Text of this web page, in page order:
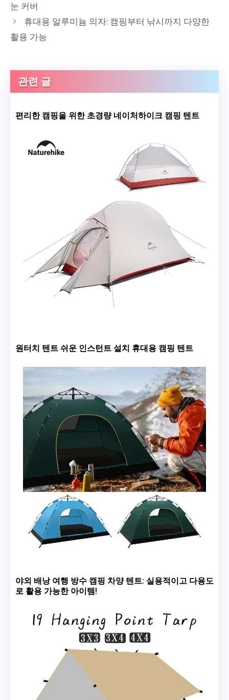
눈 커버
휴대용 알루미늄 의자: 캠핑부터 낚시까지 다양한
활용 가능
관련 글
편리한 캠핑을 위한 초경량 네이처하이크 캠핑 텐트
원터치 텐트 쉬운 인스턴트 설치 휴대용 캠핑 텐트
야외 배낭 여행 방수 캠핑 차양 텐트: 실용적이고 다용도
로 활용 가능한 아이템!